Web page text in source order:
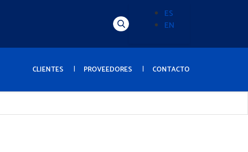
Alternador
(Content)
ES
EN
CLIENTES PROVEEDORES CONTACTO